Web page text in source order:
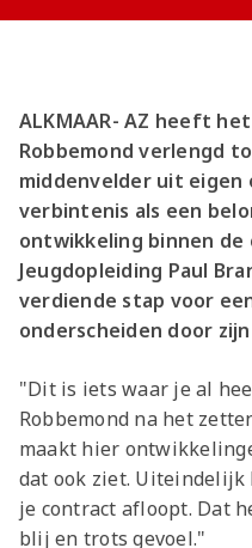
ALKMAAR- AZ heeft
Robbemond verlengd
middenvelder uit eigen
verbintenis als een
ontwikkeling binnen de
Jeugdopleiding Paul
verdiende stap voor
onderscheiden door
"Dit is iets waar je al
Robbemond na het
maakt hier
dat ook ziet. Uiteindelijk
je contract afloopt. Dat
blij en trots gevoel."